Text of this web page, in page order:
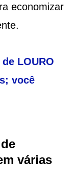
economizar
LOURO
você
várias